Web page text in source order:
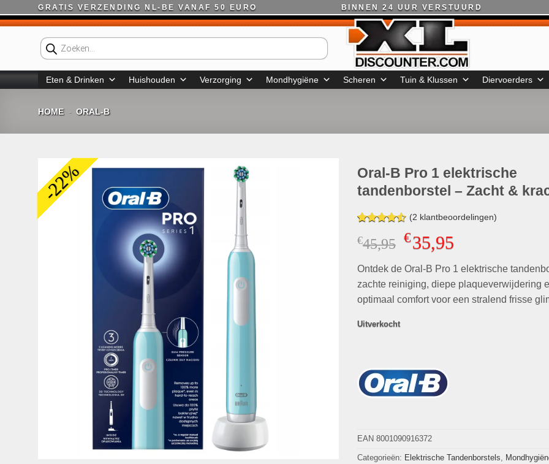
naar
GRATIS VERZENDING NL-BE VANAF 50 EURO BINNEN 24 UUR VERSTUURD
Producten
zoeken
Eten & Drinken Huishouden Verzorging Mondhygiëne Scheren Tuin & Klussen Diervoerders
HOME - ORAL-B
-22%
Oral-B Pro 1 elektrische
tandenborstel – Zacht &
Gewaardeerd
4.50op 5
gebaseerd
waarderingen
(2 klantbeoordelingen)
€45,95 Oorspronkelijke
was:
€45,95.
€35,95Huidige
is:
€35,95.
Ontdek de Oral-B Pro 1 elektrische
zachte reiniging, diepe plaqueverwijdering
optimaal comfort voor een stralend frisse
Uitverkocht
EAN 8001090916372
Categorieën: Elektrische Tandenborstels,